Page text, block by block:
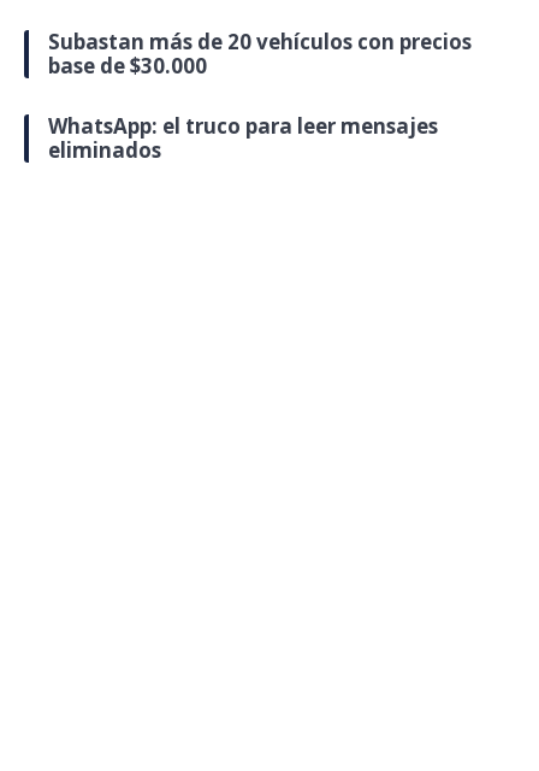
Subastan más de 20 vehículos con precios
base de $30.000
WhatsApp: el truco para leer mensajes
eliminados